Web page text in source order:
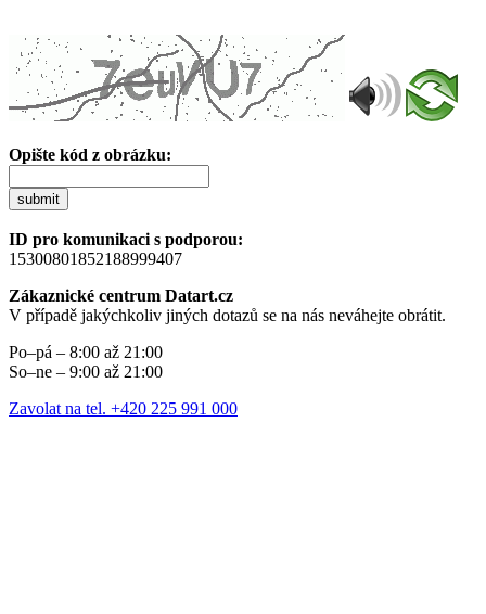
Opište kód z obrázku:
submit
ID pro komunikaci s podporou:
15300801852188999407
Zákaznické centrum Datart.cz
V případě jakýchkoliv jiných dotazů se na nás neváhejte obrátit.
Po–pá – 8:00 až 21:00
So–ne – 9:00 až 21:00
Zavolat na tel. +420 225 991 000